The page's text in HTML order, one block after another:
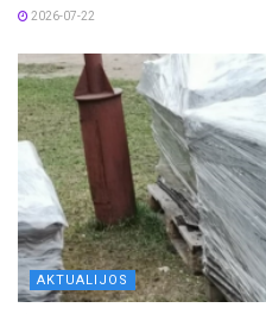
2026-07-22
AKTUALIJOS